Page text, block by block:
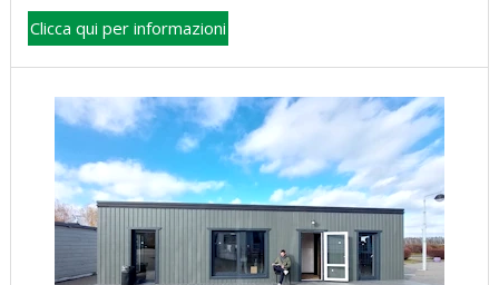
Clicca qui per informazioni